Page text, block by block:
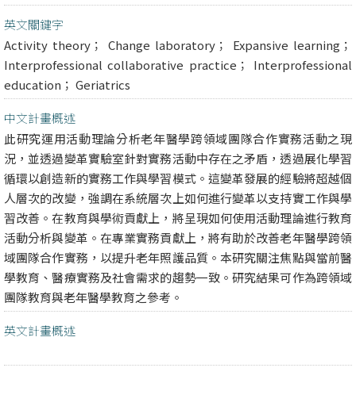
英文關鍵字
Activity theory； Change laboratory； Expansive learning；
Interprofessional collaborative practice； Interprofessional
education； Geriatrics
中文計畫概述
此研究運用活動理論分析老年醫學跨領域團隊合作實務活動之現
況，並透過變革實驗室針對實務活動中存在之矛盾，透過展化學習
循環以創造新的實務工作與學習模式。這變革發展的經驗將超越個
人層次的改變，強調在系統層次上如何進行變革以支持實工作與學
習改善。在教育與學術貢獻上，將呈現如何使用活動理論進行教育
活動分析與變革。在專業實務貢獻上，將有助於改善老年醫學跨領
域團隊合作實務，以提升老年照護品質。本研究關注焦點與當前醫
學教育、醫療實務及社會需求的趨勢一致。研究結果可作為跨領域
團隊教育與老年醫學教育之參考。
英文計畫概述